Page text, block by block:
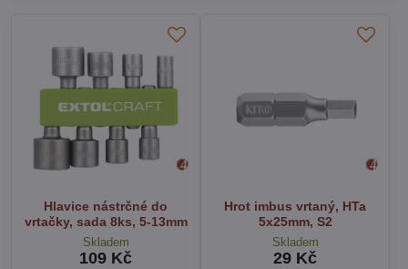
Hlavice nástrčné do
vrtačky, sada 8ks, 5-13mm
Skladem
109 Kč
Hrot imbus vrtaný, HTa
5x25mm, S2
Skladem
29 Kč